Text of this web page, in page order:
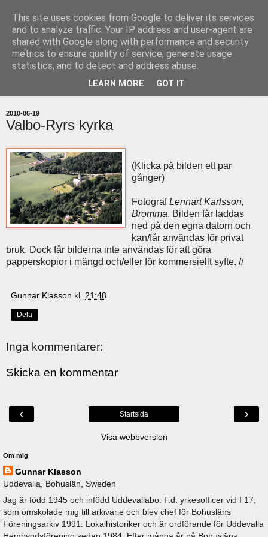
uddevallabloggen.se
med stort och smått från Uddevallas horisont
2010-06-19
Valbo-Ryrs kyrka
(Klicka på bilden ett par
gånger)
FotografLennart Karlsson,
Bromma. Bilden får laddas
ned på den egna datorn och
kan/får användas för privat
bruk. Dock får bilderna inte användas för att göra
papperskopior i mängd och/eller för kommersiellt syfte. //
Gunnar Klasson kl. 21:48
Dela
Inga kommentarer:
Skicka en kommentar
‹ ›
Startsida
Visa webbversion
Om mig
Gunnar Klasson
Uddevalla, Bohuslän, Sweden
Jag är född 1945 och infödd Uddevallabo. F.d. yrkesofficer vid I 17,
som omskolade mig till arkivarie och blev chef för Bohusläns
Föreningsarkiv 1991. Lokalhistoriker och är ordförande för Uddevalla
This site uses cookies from Google to deliver its services
and to analyze traffic. Your IP address and user-agent are
shared with Google along with performance and security
metrics to ensure quality of service, generate usage
statistics, and to detect and address abuse.
LEARN MORE GOT IT